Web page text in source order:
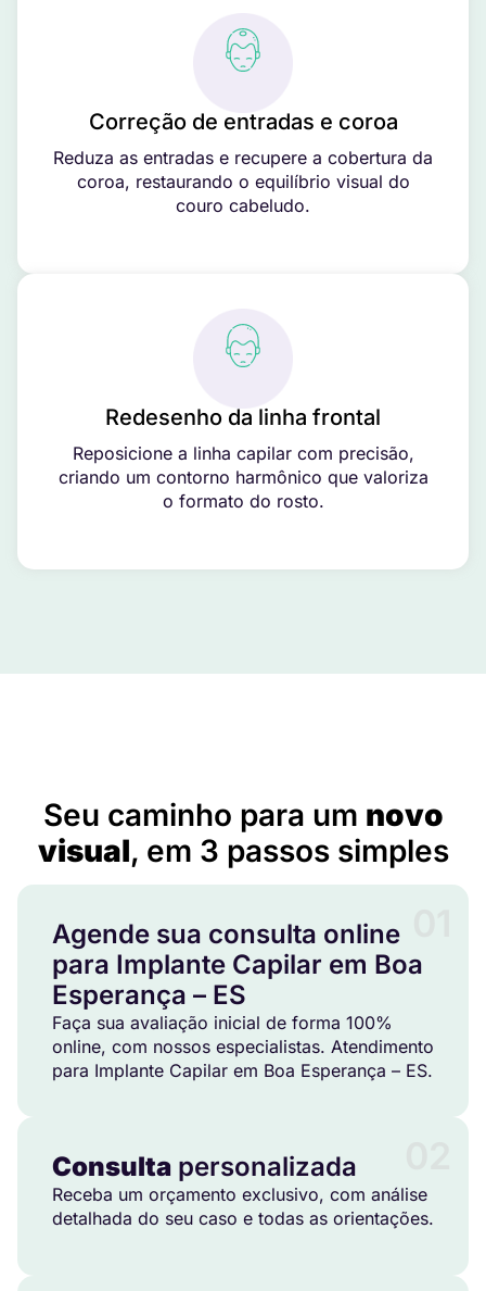
Correção de entradas e coroa
Reduza as entradas e recupere a cobertura da
coroa, restaurando o equilíbrio visual do
couro cabeludo.
Redesenho da linha frontal
Reposicione a linha capilar com precisão,
criando um contorno harmônico que valoriza
o formato do rosto.
Seu caminho para um novo
visual, em 3 passos simples
Agende sua consulta online
para Implante Capilar em Boa
Esperança – ES
Faça sua avaliação inicial de forma 100%
online, com nossos especialistas. Atendimento
para Implante Capilar em Boa Esperança – ES.
Consulta personalizada
Receba um orçamento exclusivo, com análise
detalhada do seu caso e todas as orientações.